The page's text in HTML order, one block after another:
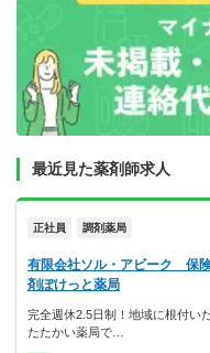
最近見た薬剤師求人
正社員 調剤薬局
有限会社ソル・アビーク 保
剤ぽけっと薬局
完全週休2.5日制！地域に根付い
たたかい薬局で…